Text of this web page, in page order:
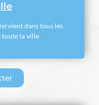
dans tous les
toute la ville